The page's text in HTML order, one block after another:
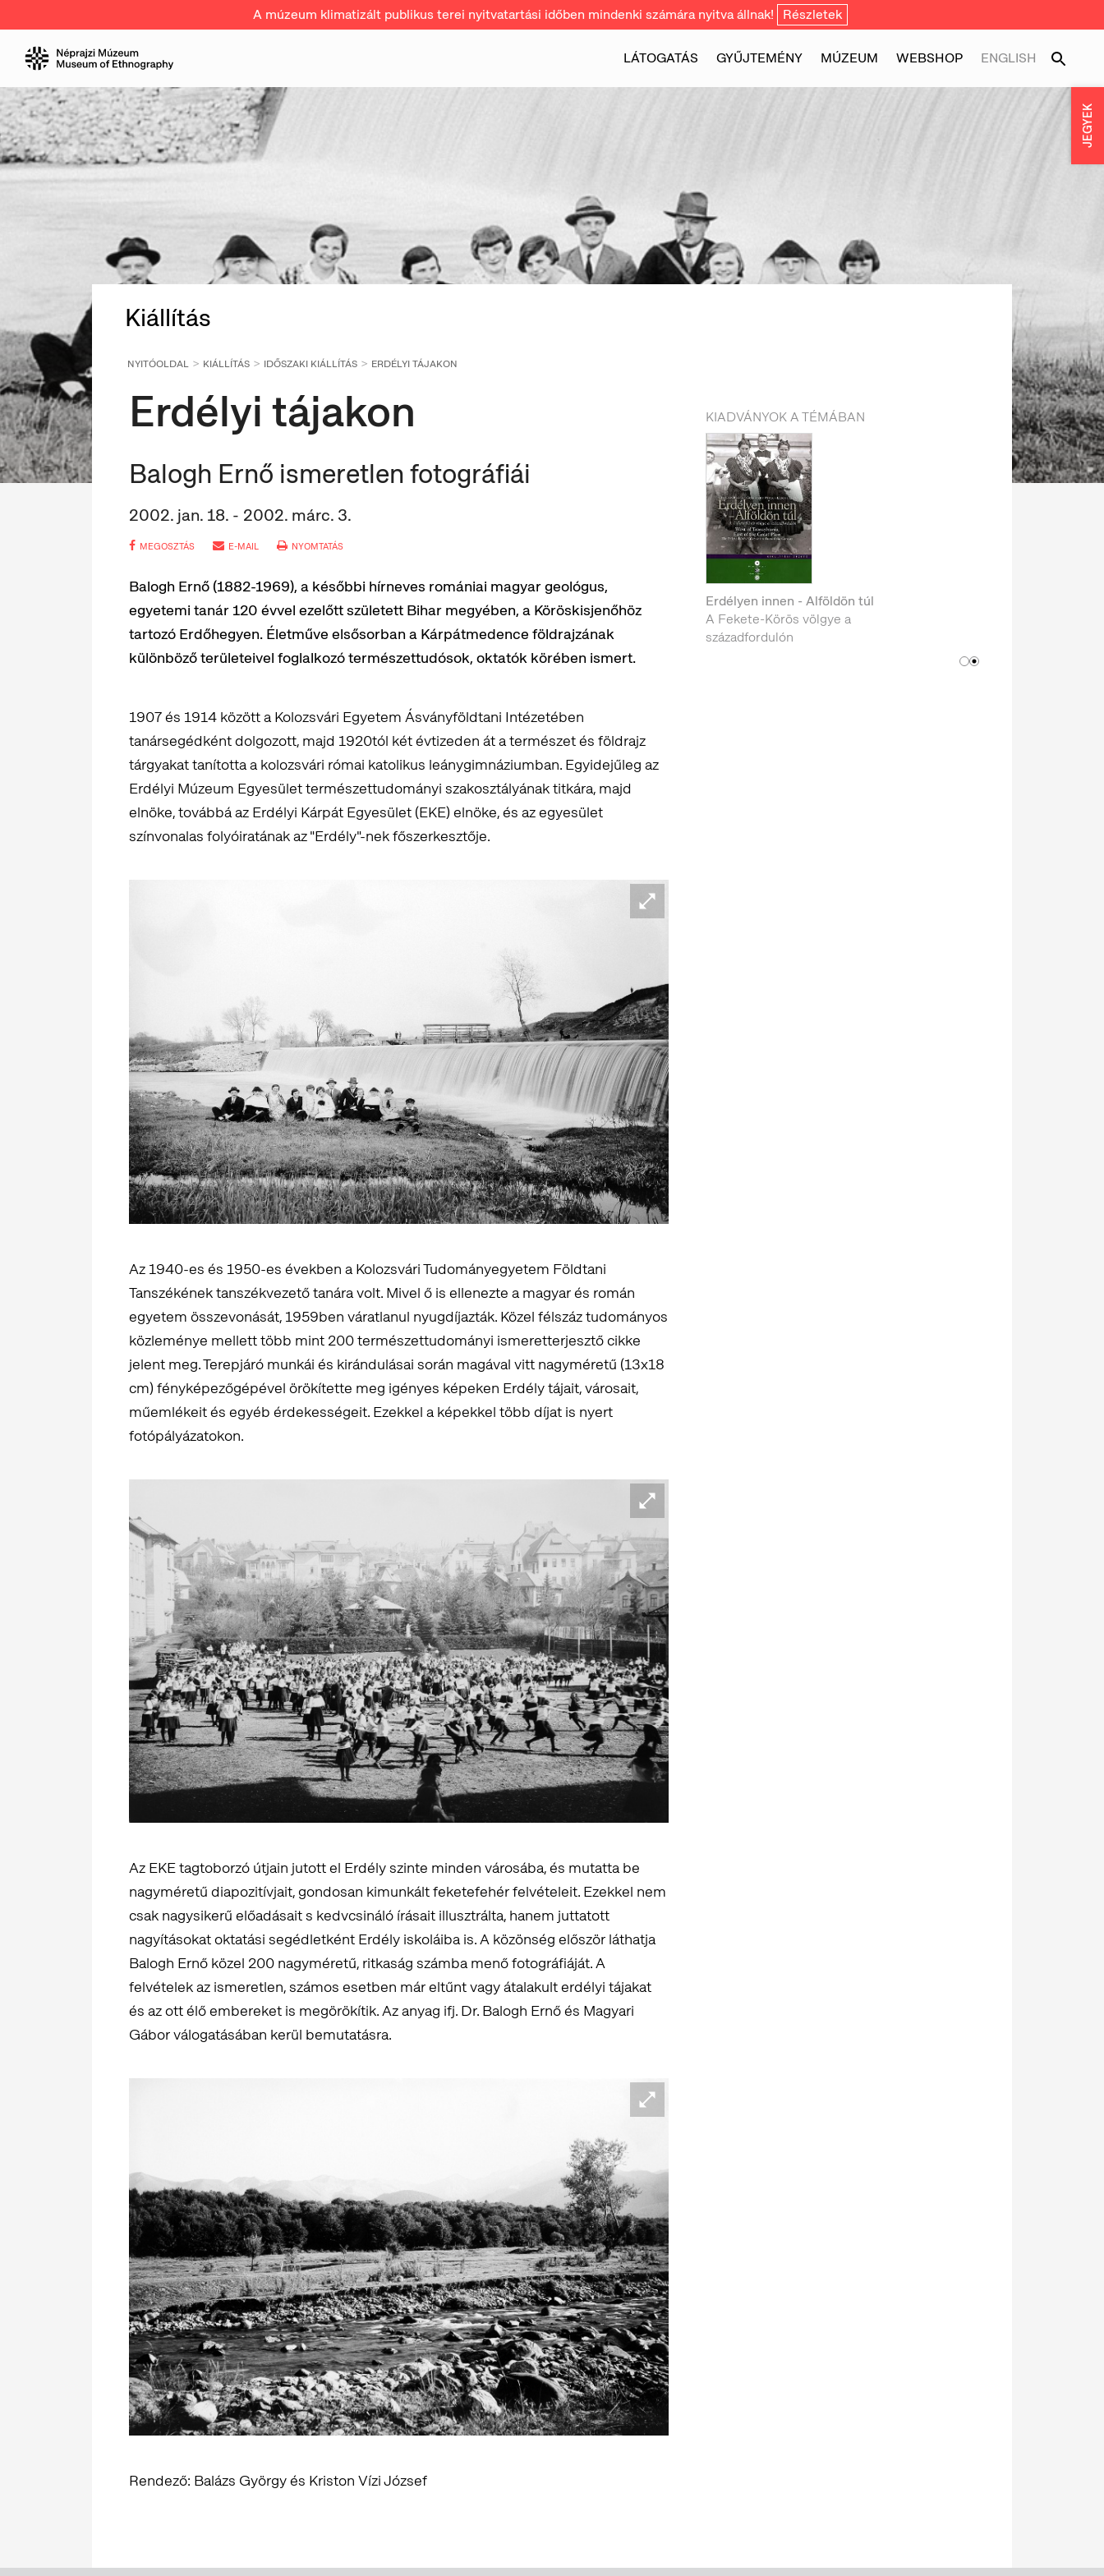
A múzeum klimatizált publikus terei nyitvatartási időben mindenki számára nyitva állnak! Részletek
LÁTOGATÁS GYŰJTEMÉNY MÚZEUM WEBSHOP ENGLISH
Kiállítás
NYITÓOLDAL KIÁLLÍTÁS IDŐSZAKI KIÁLLÍTÁS ERDÉLYI TÁJAKON
Erdélyi tájakon
Balogh Ernő ismeretlen fotográfiái
2002. jan. 18. - 2002. márc. 3.
MEGOSZTÁS E-MAIL NYOMTATÁS
Balogh Ernő (1882-1969), a későbbi hírneves romániai magyar geológus,
egyetemi tanár 120 évvel ezelőtt született Bihar megyében, a Köröskisjenőhöz
tartozó Erdőhegyen. Életműve elsősorban a Kárpátmedence földrajzának
különböző területeivel foglalkozó természettudósok, oktatók körében ismert.
1907 és 1914 között a Kolozsvári Egyetem Ásványföldtani Intézetében
tanársegédként dolgozott, majd 1920tól két évtizeden át a természet és földrajz
tárgyakat tanította a kolozsvári római katolikus leánygimnáziumban. Egyidejűleg az
Erdélyi Múzeum Egyesület természettudományi szakosztályának titkára, majd
elnöke, továbbá az Erdélyi Kárpát Egyesület (EKE) elnöke, és az egyesület
színvonalas folyóiratának az "Erdély"-nek főszerkesztője.
Az 1940-es és 1950-es években a Kolozsvári Tudományegyetem Földtani
Tanszékének tanszékvezető tanára volt. Mivel ő is ellenezte a magyar és román
egyetem összevonását, 1959ben váratlanul nyugdíjazták. Közel félszáz tudományos
közleménye mellett több mint 200 természettudományi ismeretterjesztő cikke
jelent meg. Terepjáró munkái és kirándulásai során magával vitt nagyméretű (13x18
cm) fényképezőgépével örökítette meg igényes képeken Erdély tájait, városait,
műemlékeit és egyéb érdekességeit. Ezekkel a képekkel több díjat is nyert
fotópályázatokon.
Az EKE tagtoborzó útjain jutott el Erdély szinte minden városába, és mutatta be
nagyméretű diapozitívjait, gondosan kimunkált feketefehér felvételeit. Ezekkel nem
csak nagysikerű előadásait s kedvcsináló írásait illusztrálta, hanem juttatott
nagyításokat oktatási segédletként Erdély iskoláiba is. A közönség először láthatja
Balogh Ernő közel 200 nagyméretű, ritkaság számba menő fotográfiáját. A
felvételek az ismeretlen, számos esetben már eltűnt vagy átalakult erdélyi tájakat
és az ott élő embereket is megörökítik. Az anyag ifj. Dr. Balogh Ernő és Magyari
Gábor válogatásában kerül bemutatásra.
Rendező: Balázs György és Kriston Vízi József
KIADVÁNYOK A TÉMÁBAN
Erdélyen innen - Alföldön túl
A Fekete-Körös völgye a
századfordulón
JEGYEK